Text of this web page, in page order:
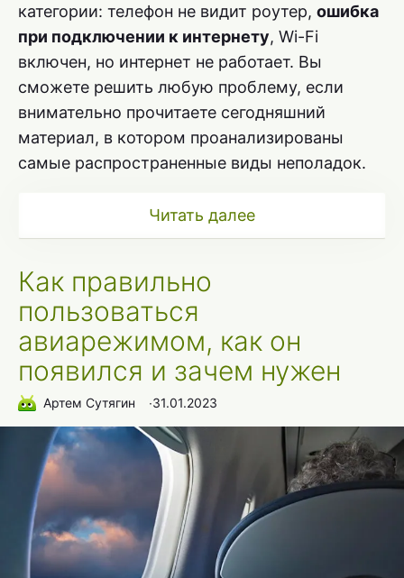
категории: телефон не видит роутер, ошибка
при подключении к интернету, Wi-Fi
включен, но интернет не работает. Вы
сможете решить любую проблему, если
внимательно прочитаете сегодняшний
материал, в котором проанализированы
самые распространенные виды неполадок.
Читать далее
Как правильно
пользоваться
авиарежимом, как он
появился и зачем нужен
Артем Сутягин ∙31.01.2023